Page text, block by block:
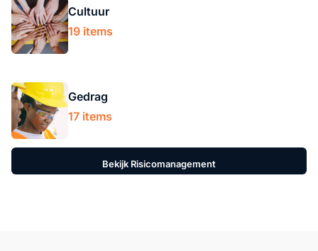
Cultuur
19 items
Gedrag
17 items
Bekijk Risicomanagement